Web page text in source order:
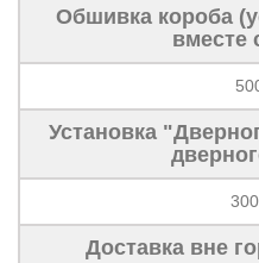
Обшивка короба
вместе
Установка
Доставка вне